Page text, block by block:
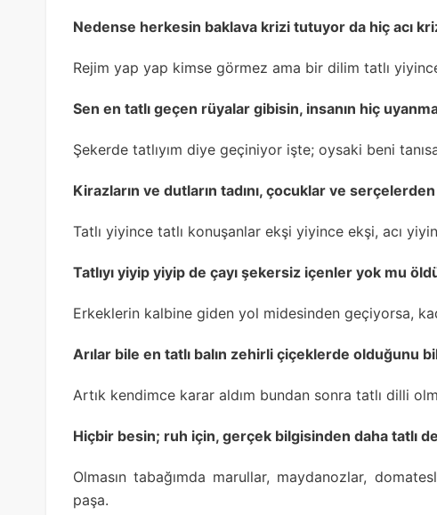
Nedense herkesin baklava krizi tutuyor da hiç acı
Rejim yap yap kimse görmez ama bir dilim tatlı
Sen en tatlı geçen rüyalar gibisin, insanın hiç
Şekerde tatlıyım diye geçiniyor işte; oysaki beni
Kirazların ve dutların tadını, çocuklar ve
Tatlı yiyince tatlı konuşanlar ekşi yiyince ekşi, acı
Tatlıyı yiyip yiyip de çayı şekersiz içenler yok mu
Erkeklerin kalbine giden yol midesinden geçiyorsa,
Arılar bile en tatlı balın zehirli çiçeklerde olduğunu
Artık kendimce karar aldım bundan sonra tatlı dilli
Hiçbir besin; ruh için, gerçek bilgisinden daha tatlı
Olmasın tabağımda marullar, maydanozlar,
paşa.